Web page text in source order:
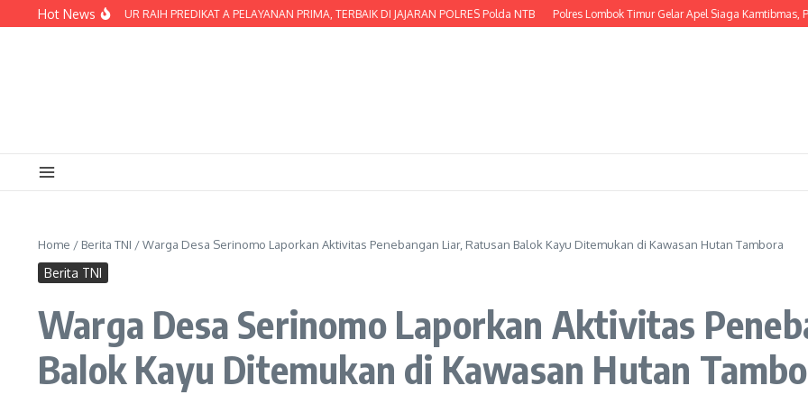
Lewati ke konten
Hot News
LOMBOK TIMUR RAIH PREDIKAT A PELAYANAN PRIMA, TERBAIK DI JAJARAN POLRES Polda NTB Polres Lombok Timur Gelar Apel Siaga Kamtibmas,
Home / Berita TNI /Warga Desa Serinomo Laporkan Aktivitas Penebangan Liar, Ratusan Balok Kayu Ditemukan di Kawasan Hutan Tambora
Berita TNI
Warga Desa Serinomo Laporkan Aktivitas
Balok Kayu Ditemukan di Kawasan Hutan